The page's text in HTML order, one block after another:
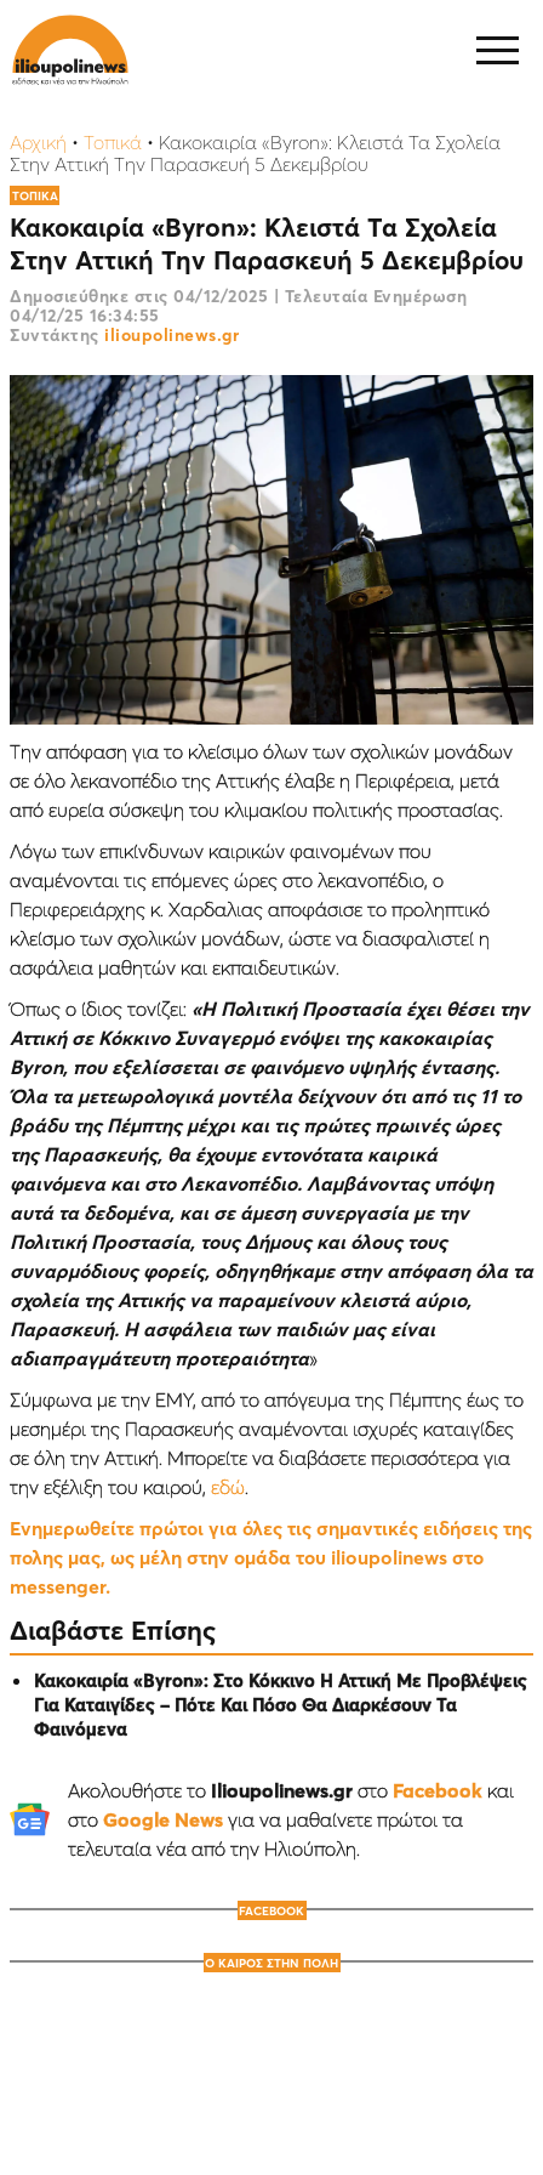
Αρχική • Τοπικά • Κακοκαιρία «Byron»: Κλειστά Τα Σχολεία
Στην Αττική Την Παρασκευή 5 Δεκεμβρίου
ΤΟΠΙΚΑ
Κακοκαιρία «Byron»: Κλειστά Τα Σχολεία
Στην Αττική Την Παρασκευή 5 Δεκεμβρίου
Δημοσιεύθηκε στις 04/12/2025 | Τελευταία Ενημέρωση
04/12/25 16:34:55
Συντάκτης ilioupolinews.gr
Την απόφαση για το κλείσιμο όλων των σχολικών μονάδων
σε όλο λεκανοπέδιο της Αττικής έλαβε η Περιφέρεια, μετά
από ευρεία σύσκεψη του κλιμακίου πολιτικής προστασίας.
Λόγω των επικίνδυνων καιρικών φαινομένων που
αναμένονται τις επόμενες ώρες στο λεκανοπέδιο, ο
Περιφερειάρχης κ. Χαρδαλιας αποφάσισε το προληπτικό
κλείσμο των σχολικών μονάδων, ώστε να διασφαλιστεί η
ασφάλεια μαθητών και εκπαιδευτικών.
Όπως ο ίδιος τονίζει: «Η Πολιτική Προστασία έχει θέσει την
Αττική σε Κόκκινο Συναγερμό ενόψει της κακοκαιρίας
Byron, που εξελίσσεται σε φαινόμενο υψηλής έντασης.
Όλα τα μετεωρολογικά μοντέλα δείχνουν ότι από τις 11 το
βράδυ της Πέμπτης μέχρι και τις πρώτες πρωινές ώρες
της Παρασκευής, θα έχουμε εντονότατα καιρικά
φαινόμενα και στο Λεκανοπέδιο. Λαμβάνοντας υπόψη
αυτά τα δεδομένα, και σε άμεση συνεργασία με την
Πολιτική Προστασία, τους Δήμους και όλους τους
συναρμόδιους φορείς, οδηγηθήκαμε στην απόφαση όλα τα
σχολεία της Αττικής να παραμείνουν κλειστά αύριο,
Παρασκευή. Η ασφάλεια των παιδιών μας είναι
αδιαπραγμάτευτη προτεραιότητα»
Σύμφωνα με την ΕΜΥ, από το απόγευμα της Πέμπτης έως το
μεσημέρι της Παρασκευής αναμένονται ισχυρές καταιγίδες
σε όλη την Αττική. Μπορείτε να διαβάσετε περισσότερα για
την εξέλιξη του καιρού, εδώ.
Ενημερωθείτε πρώτοι για όλες τις σημαντικές ειδήσεις της
πολης μας, ως μέλη στην ομάδα του ilioupolinews στο
messenger.
Διαβάστε Επίσης
Κακοκαιρία «Byron»: Στο Κόκκινο Η Αττική Με Προβλέψεις
Για Καταιγίδες – Πότε Και Πόσο Θα Διαρκέσουν Τα
Φαινόμενα
Ακολουθήστε το Ilioupolinews.grστο Facebookκαι
στο Google Newsγια να μαθαίνετε πρώτοι τα
τελευταία νέα από την Ηλιούπολη.
FACEBOOK
Ο ΚΑΙΡΟΣ ΣΤΗΝ ΠΟΛΗ